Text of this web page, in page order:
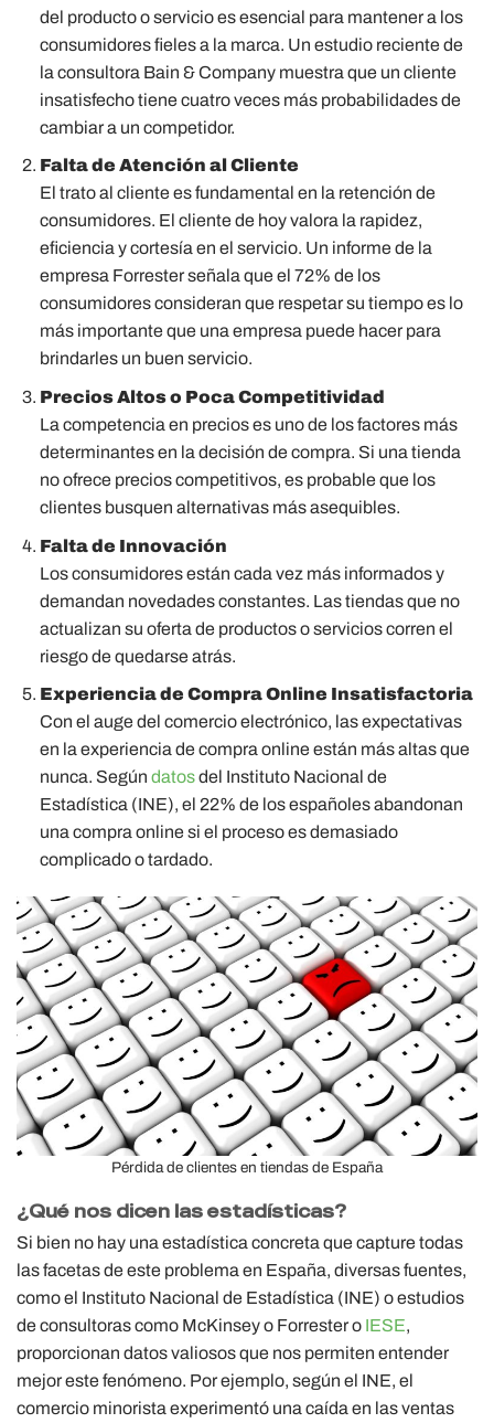
del producto o servicio es esencial para mantener a los
consumidores fieles a la marca. Un estudio reciente de
la consultora Bain & Company muestra que un cliente
insatisfecho tiene cuatro veces más probabilidades de
cambiar a un competidor.
Falta de Atención al Cliente
El trato al cliente es fundamental en la retención de
consumidores. El cliente de hoy valora la rapidez,
eficiencia y cortesía en el servicio. Un informe de la
empresa Forrester señala que el 72% de los
consumidores consideran que respetar su tiempo es lo
más importante que una empresa puede hacer para
brindarles un buen servicio.
Precios Altos o Poca Competitividad
La competencia en precios es uno de los factores más
determinantes en la decisión de compra. Si una tienda
no ofrece precios competitivos, es probable que los
clientes busquen alternativas más asequibles.
Falta de Innovación
Los consumidores están cada vez más informados y
demandan novedades constantes. Las tiendas que no
actualizan su oferta de productos o servicios corren el
riesgo de quedarse atrás.
Experiencia de Compra Online Insatisfactoria
Con el auge del comercio electrónico, las expectativas
en la experiencia de compra online están más altas que
nunca. Según datosdel Instituto Nacional de
Estadística (INE), el 22% de los españoles abandonan
una compra online si el proceso es demasiado
complicado o tardado.
Pérdida de clientes en tiendas de España
¿Qué nos dicen las estadísticas?
Si bien no hay una estadística concreta que capture todas
las facetas de este problema en España, diversas fuentes,
como el Instituto Nacional de Estadística (INE) o estudios
de consultoras como McKinsey o Forrester o IESE,
proporcionan datos valiosos que nos permiten entender
mejor este fenómeno. Por ejemplo, según el INE, el
comercio minorista experimentó una caída en las ventas